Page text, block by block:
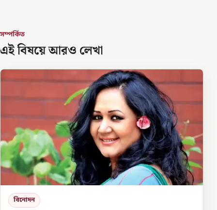
সম্পর্কিত
এই বিষয়ে আরও লেখা
বিনোদন